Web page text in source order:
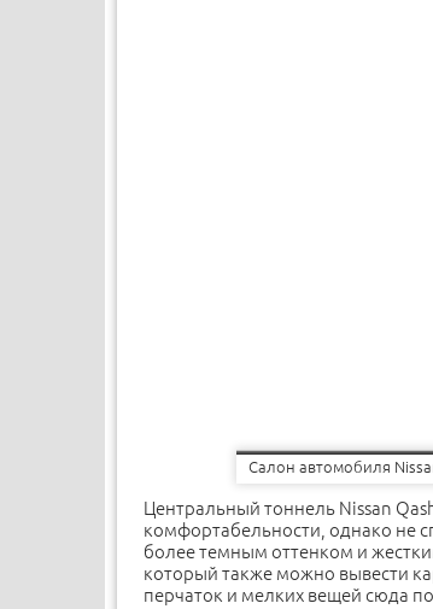
Салон автомобиля
Центральный тоннель Nissan
комфортабельности, однако не
более темным оттенком и
который также можно вывести
перчаток и мелких вещей сюда